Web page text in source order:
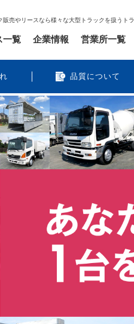
販売やリースなら様々な大型トラックを扱うト
品質について
一覧 企業情報 営業所一覧